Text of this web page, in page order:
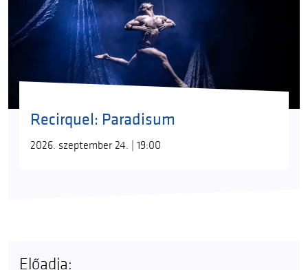
Recirquel: Paradisum
2026. szeptember 24. | 19:00
Előadja: